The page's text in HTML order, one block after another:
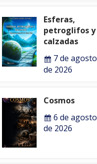
Esferas,
petroglifos y
calzadas
7 de agosto
de 2026
Cosmos
6 de agosto
de 2026